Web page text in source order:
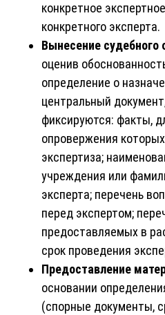
конкретное
конкретного эксперта.
Вынесение судебного
оценив
определение о
центральный
фиксируются: факты,
опровержения
экспертиза;
учреждения или
эксперта; перечень
перед экспертом;
предоставляемых в
срок проведения
Предоставление
основании
(спорные документы,